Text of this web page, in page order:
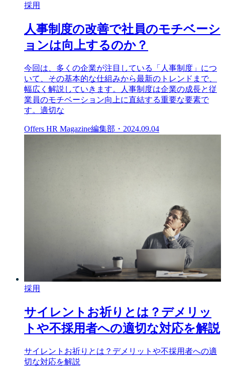
採用
人事制度の改善で社員のモチベーシ
ョンは向上するのか？
今回は、多くの企業が注目している「人事制度」につ
いて、その基本的な仕組みから最新のトレンドまで、
幅広く解説していきます。人事制度は企業の成長と従
業員のモチベーション向上に直結する重要な要素で
す。適切な
Offers HR Magazine編集部 ・ 2024.09.04
採用
サイレントお祈りとは？デメリッ
トや不採用者への適切な対応を解説
サイレントお祈りとは？デメリットや不採用者への適
切な対応を解説